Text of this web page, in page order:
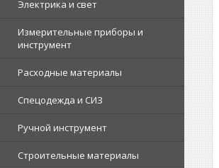
Электрика и свет
Измерительные приборы и
инструмент
Расходные материалы
Спецодежда и СИЗ
Ручной инструмент
Строительные материалы